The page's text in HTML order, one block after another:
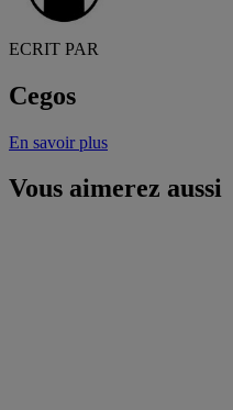
ECRIT PAR
Cegos
En savoir plus
Vous aimerez aussi